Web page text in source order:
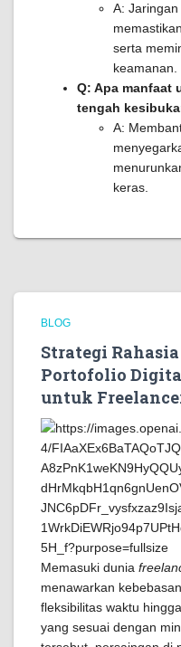
A:
serta
keamanan.
Q: Apa manfaat
tengah
A:
keras.
BLOG
Strategi
Portofolio
untuk
Memasuki dunia
menawarkan
fleksibilitas waktu
yang sesuai dengan